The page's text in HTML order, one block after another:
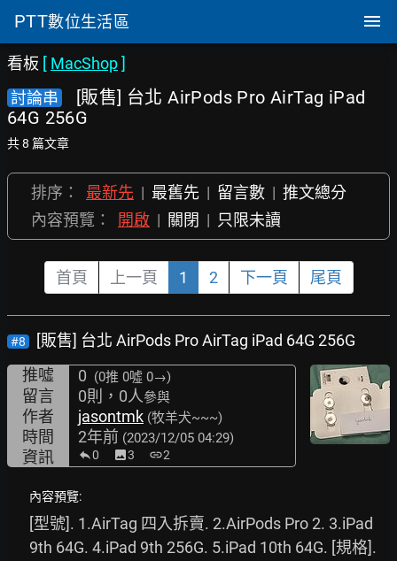
PTT數位生活區
看板 [ MacShop]
討論串
[販售] 台北 AirPods Pro AirTag iPad
64G 256G
共 8 篇文章
排序： 最新先 | 最舊先 | 留言數 | 推文總分
內容預覽：
開啟 | 關閉 | 只限未讀
首頁 上一頁 1 2 下一頁 尾頁
#8
[販售] 台北 AirPods Pro AirTag iPad 64G 256G
推噓
0 (0推 0噓 0→)
留言 0則，0人參與
作者 jasontmk (牧羊犬~~~)
時間 2年前 (2023/12/05 04:29)
資訊 0 image3 link2
內容預覽:
[型號]. 1.AirTag 四入拆賣. 2.AirPods Pro 2. 3.iPad
9th 64G. 4.iPad 9th 256G. 5.iPad 10th 64G. [規格].